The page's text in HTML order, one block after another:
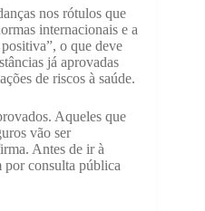
nos rótulos que
internacionais e a
o que deve
já aprovadas
de riscos à saúde.
Aqueles que
vão ser
Antes de ir à
por consulta pública